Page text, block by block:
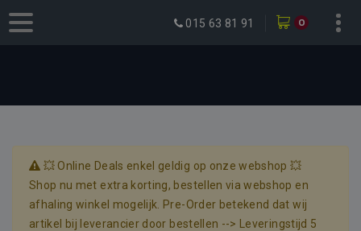
015 63 81 91 0
💥 Online Deals enkel geldig op onze webshop 💥
Shop nu met extra korting, bestellen via webshop en
afhaling winkel mogelijk. Pre-Order betekend dat wij
artikel bij leverancier door bestellen --> Leveringstijd 5